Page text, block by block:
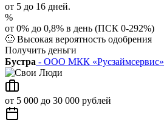
от 5 до 16 дней.
%
от 0% до 0,8% в день (ПСК 0-292%)
🙂 Высокая вероятность одобрения
Получить деньги
Бустра - ООО МКК «Русзаймсервис»
от 5 000 до 30 000 рублей